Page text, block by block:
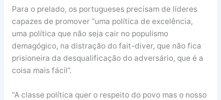
Para o prelado, os portugueses precisam de líderes
capazes de promover “uma política de excelência,
uma política que não seja cair no populismo
demagógico, na distração do fait-diver, que não fica
prisioneira da desqualificação do adversário, que é a
coisa mais fácil”.
“A classe política quer o respeito do povo mas o nosso